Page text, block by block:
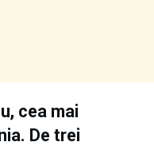
cea mai
De trei